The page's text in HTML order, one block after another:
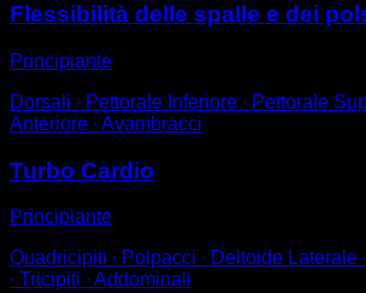
Flessibilità delle spalle e dei
Principiante
Dorsali ∙ Pettorale Inferiore ∙ Pettorale
Anteriore ∙ Avambracci
Turbo Cardio
Principiante
Quadricipiti ∙ Polpacci ∙ Deltoide Laterale
∙ Tricipiti ∙ Addominali